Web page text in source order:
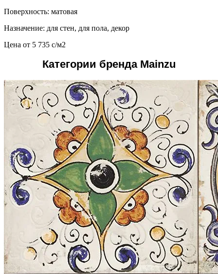
Поверхность: матовая
Назначение: для стен, для пола, декор
Цена от 5 735 c/м2
Категории бренда Mainzu